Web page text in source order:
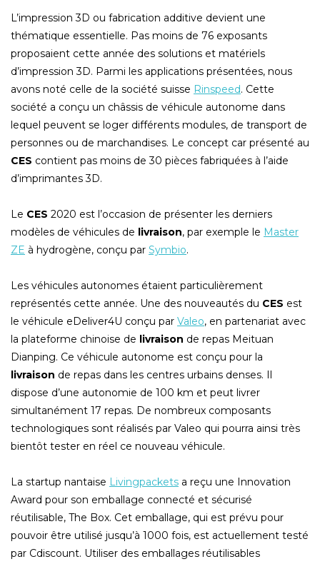
L’impression 3D ou fabrication additive devient une
thématique essentielle. Pas moins de 76 exposants
proposaient cette année des solutions et matériels
d’impression 3D. Parmi les applications présentées, nous
avons noté celle de la société suisse Rinspeed. Cette
société a conçu un châssis de véhicule autonome dans
lequel peuvent se loger différents modules, de transport de
personnes ou de marchandises. Le concept car présenté au
CES contient pas moins de 30 pièces fabriquées à l’aide
d’imprimantes 3D.
Le CES 2020 est l’occasion de présenter les derniers
modèles de véhicules de livraison, par exemple le Master
ZE à hydrogène, conçu par Symbio.
Les véhicules autonomes étaient particulièrement
représentés cette année. Une des nouveautés du CES est
le véhicule eDeliver4U conçu par Valeo, en partenariat avec
la plateforme chinoise de livraison de repas Meituan
Dianping. Ce véhicule autonome est conçu pour la
livraison de repas dans les centres urbains denses. Il
dispose d’une autonomie de 100 km et peut livrer
simultanément 17 repas. De nombreux composants
technologiques sont réalisés par Valeo qui pourra ainsi très
bientôt tester en réel ce nouveau véhicule.
La startup nantaise Livingpackets a reçu une Innovation
Award pour son emballage connecté et sécurisé
réutilisable, The Box. Cet emballage, qui est prévu pour
pouvoir être utilisé jusqu’à 1000 fois, est actuellement testé
par Cdiscount. Utiliser des emballages réutilisables